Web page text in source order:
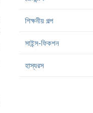
শিক্ষনীয় গল্প
সাইন্স-ফিকশন
হাস্যরস